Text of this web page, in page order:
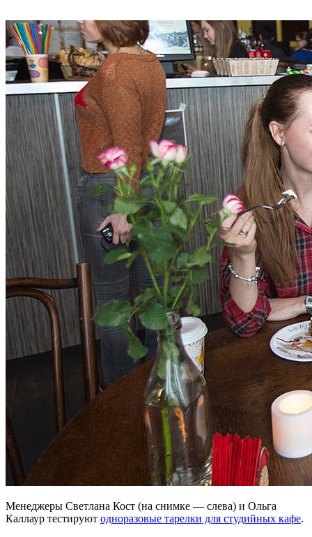
Менеджеры Светлана Кост (на снимке — слева) и Ольга
Каллаур тестируют одноразовые тарелки для студийных кафе.